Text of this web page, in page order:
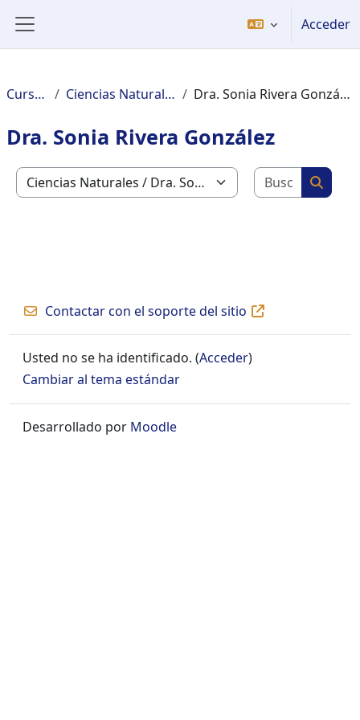
Acceder
Cursos Ciencias Naturales Dra. Sonia Rivera González
Dra. Sonia Rivera González
Categorías
Buscar
Contactar con el soporte del sitio
Usted no se ha identificado. (Acceder)
Cambiar al tema estándar
Desarrollado por Moodle